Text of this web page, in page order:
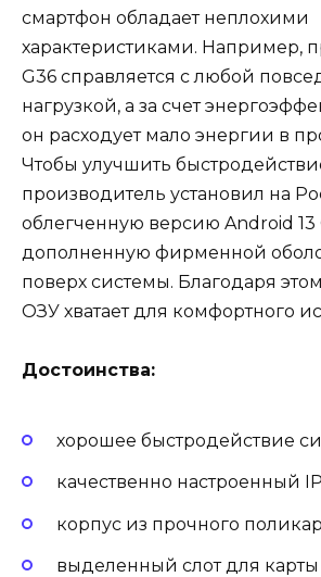
смартфон обладает неплохими
характеристиками. Например,
G36 справляется с любой
нагрузкой, а за счет
он расходует мало энергии в
Чтобы улучшить
производитель установил на
облегченную версию Android 13
дополненную фирменной
поверх системы. Благодаря
ОЗУ хватает для комфортного
Достоинства:
хорошее быстродействие
качественно настроенный
корпус из прочного
выделенный слот для карты